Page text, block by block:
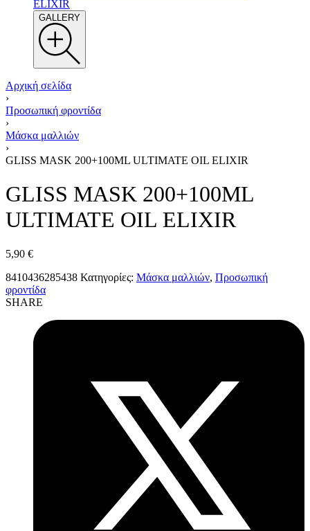
GALLERY
Αρχική σελίδα
›
Προσωπική φροντίδα
›
Μάσκα μαλλιών
›
GLISS MASK 200+100ML ULTIMATE OIL ELIXIR
GLISS MASK 200+100ML
ULTIMATE OIL ELIXIR
5,90 €
8410436285438 Κατηγορίες: Μάσκα μαλλιών, Προσωπική
φροντίδα
SHARE